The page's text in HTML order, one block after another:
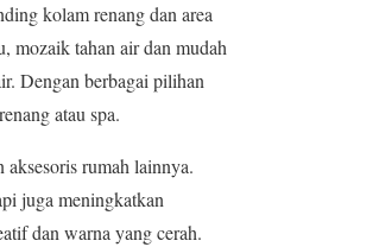
kolam renang dan area
mozaik tahan air dan mudah
Dengan berbagai pilihan
atau spa.
rumah lainnya.
juga meningkatkan
dan warna yang cerah.